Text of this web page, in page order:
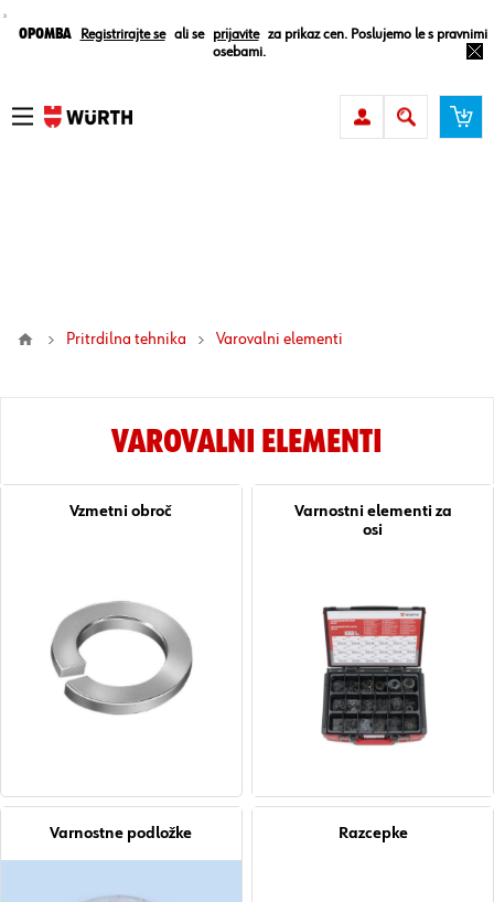
¸
Opomba Registrirajte se ali se prijavite
za prikaz cen. Poslujemo le s pravnimi
osebami.
Pritrdilna tehnika varovalni elementi
VAROVALNI ELEMENTI
Vzmetni obroč
Varnostni elementi za
osi
Varnostne podložke Razcepke